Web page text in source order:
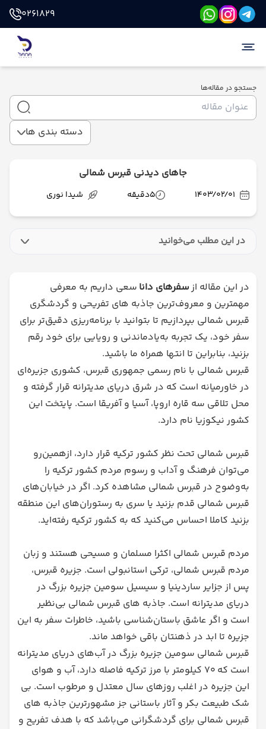
جستجو در مقاله‌ها
دسته بندی ها
جاهای دیدنی قبرس شمالی
5دقیقه 1403/02/01 شیدا نوری
در این مطلب می‌خوانید
در این مقاله ازسفرهای دانا سعی داریم به معرفی
مهمترین و معروف‌ترین جاذبه‌ های تفریحی و گردشگری
قبرس شمالی بپردازیم تا بتوانید با برنامه‌ریزی دقیق‌تر برای
سفر خود، یک تجربه به‌یادماندنی و رویایی برای خود رقم
بزنید، بنابراین تا انتها همراه ما باشید.
قبرس شمالی با نام رسمی جمهوری قبرس، کشوری جزیره‌ای
در خاورمیانه است که در شرق دریای مدیترانه قرار گرفته و
محل تلاقی سه قاره‌ اروپا، آسیا و آفریقا است. پایتخت این
کشور نیکوزیا نام دارد.
قبرس شمالی تحت نظر کشور ترکیه قرار دارد، ازهمین‌رو
می‌توان فرهنگ و آداب و رسوم مردم کشور ترکیه را
به‌وضوح در قبرس شمالی مشاهده کرد. اگر در خیابان‌های
قبرس شمالی قدم بزنید یا سری به رستوران‌های این منطقه
بزنید کاملا احساس می‌کنید که به کشور ترکیه رفته‌اید.
مردم قبرس شمالی اکثرا مسلمان و مسیحی هستند و زبان
مردم قبرس شمالی، ترکی استانبولی است. جزیره‌ قبرس،
پس از جزایر ساردینیا و سیسیل سومین جزیره‌ بزرگ در
دریای مدیترانه است. جاذبه های قبرس شمالی بی‌نظیر
است و اگر عاشق باستان‌شناسی باشید، خاطرات سفر به این
جزیره تا ابد در ذهنتان باقی خواهد ماند.
قبرس شمالی سومین جزیره بزرگ در آب‌های دریای مدیترانه
است که ۷۰ کیلومتر با مرز ترکیه فاصله دارد، آب و هوای
این جزیره در اغلب روزهای سال معتدل و مرطوب است. بی
شک طبیعت بکر و آثار باستانی جز مشهورترین جاذبه های
قبرس شمالی برای گردشگرانی می‌باشد که با هدف تفریح و
0261829